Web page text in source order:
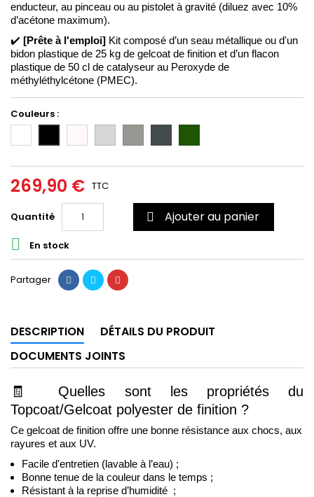
enducteur, au pinceau ou au pistolet à gravité (diluez avec 10%
d’acétone maximum).
✔️ [Prête à l'emploi] Kit composé d’un seau métallique ou d'un
bidon plastique de 25 kg de gelcoat de finition et d’un flacon
méthyléthylcétone (PMEC).
Couleurs :
clair
7035)
moyen
7004)
foncé
7011)
6020
269,90 € TTC
Quantité  Ajouter au panier
 En stock
Partager
DESCRIPTION
DÉTAILS DU PRODUIT
DOCUMENTS JOINTS
🧾
Quelles sont les propriétés du
Topcoat/Gelcoat polyester de finition ?
Ce gelcoat de finition offre une bonne résistance aux chocs, aux
rayures et aux UV.
Facile d'entretien (lavable à l’eau) ;
Bonne tenue de la couleur dans le temps ;
Résistant à la reprise d’humidité  ;